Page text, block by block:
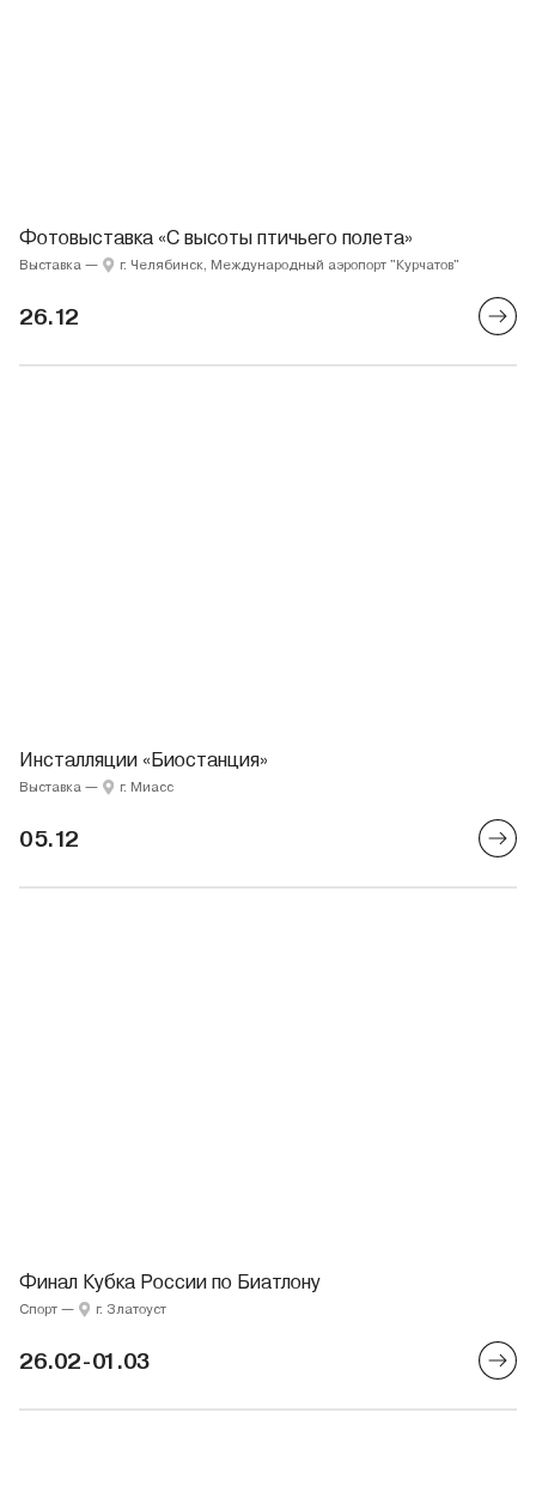
Фотовыставка «С высоты птичьего полета»
Выставка — г. Челябинск, Международный аэропорт "Курчатов"
26.12
Инсталляции «Биостанция»
Выставка — г. Миасс
05.12
Финал Кубка России по Биатлону
Спорт — г. Златоуст
26.02-01.03